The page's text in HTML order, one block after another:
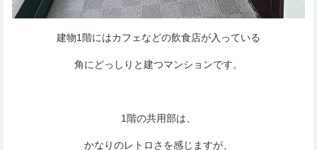
建物1階にはカフェなどの飲食店が入っている
角にどっしりと建つマンションです。
1階の共用部は、
かなりのレトロさを感じますが、